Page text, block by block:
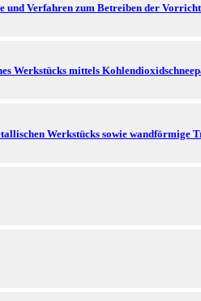
Verfahren zum Betreiben der
Werkstücks mittels
Werkstücks sowie